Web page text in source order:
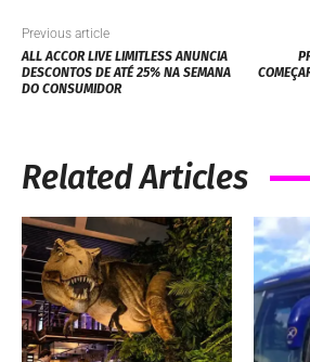
Previous article
ALL ACCOR LIVE LIMITLESS ANUNCIA
DESCONTOS DE ATÉ 25% NA SEMANA
DO CONSUMIDOR
Related Articles